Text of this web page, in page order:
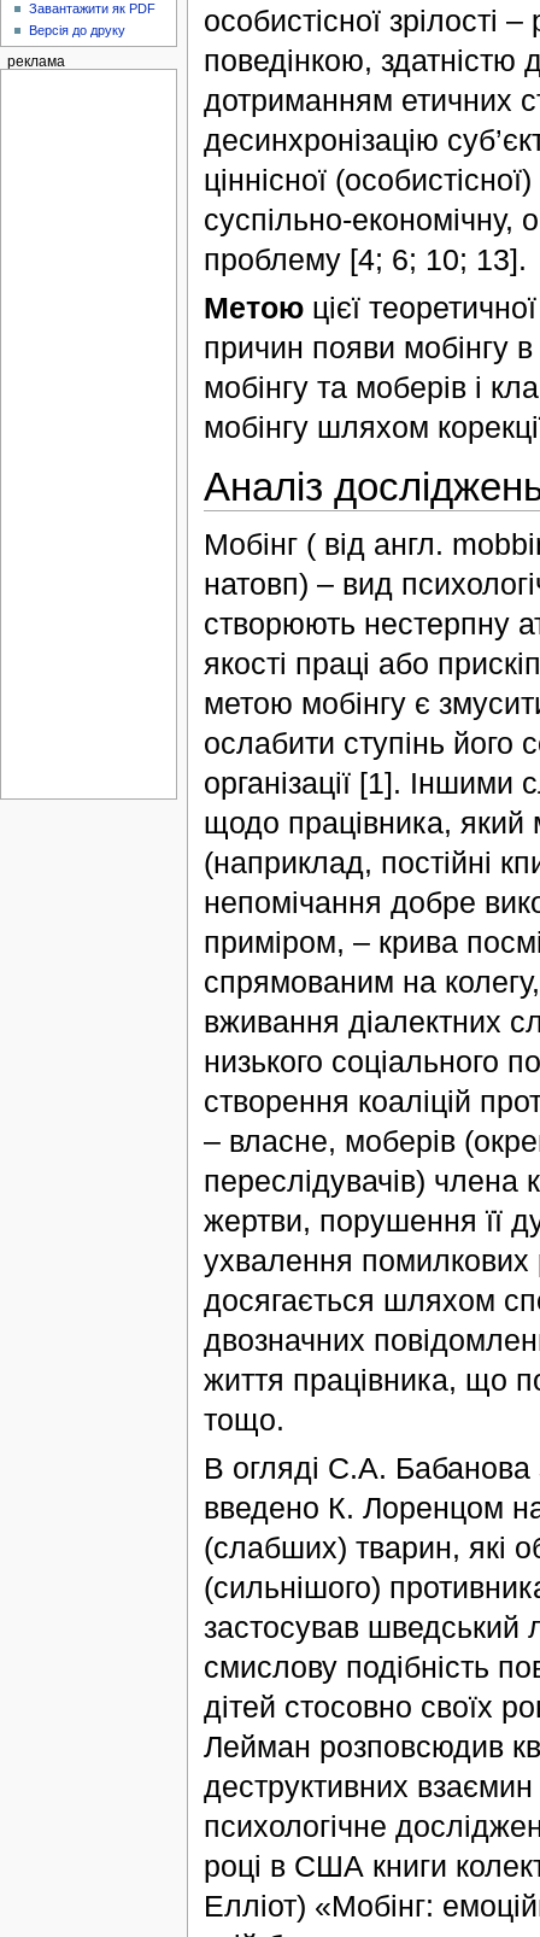
особистісної
поведінкою, здатністю
дотриманням етичних
десинхронізацію
ціннісної
суспільно-економічну,
проблему [4; 6; 10; 13].
Метоюцієї
причин появи мобінгу в
мобінгу та моберів і
мобінгу шляхом
Аналіз
Мобінг ( від англ.
натовп) – вид
створюють нестерпну
якості праці або
метою мобінгу є
ослабити ступінь його
організації [1]. Іншими
щодо працівника, який
(наприклад, постійні
непомічання добре
приміром, – крива
спрямованим на
вживання діалектних
низького соціального
створення коаліцій
– власне, моберів
переслідувачів) члена
жертви, порушення її
ухвалення помилкових
досягається шляхом
двозначних
життя працівника, що
тощо.
В огляді С.А. Бабанова
введено К. Лоренцом
(слабших) тварин, які
(сильнішого)
застосував шведський
смислову подібність
дітей стосовно своїх
Лейман розповсюдив
деструктивних
психологічне
році в США книги
Елліот) «Мобінг:
Завантажити як PDF
Версія до друку
реклама